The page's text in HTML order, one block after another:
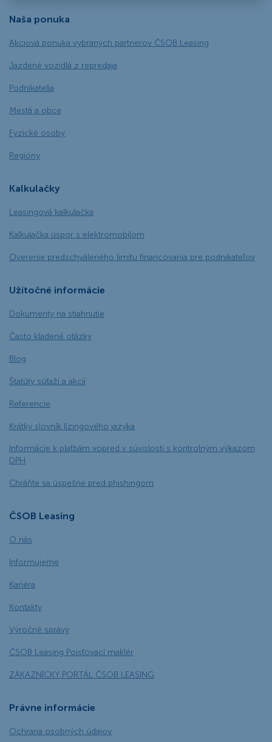
Naša ponuka
Akciová ponuka vybraných partnerov ČSOB Leasing
Jazdené vozidlá z repredaja
Podnikatelia
Mestá a obce
Fyzické osoby
Regióny
Kalkulačky
Leasingová kalkulačka
Kalkulačka úspor s elektromobilom
Overenie predschváleného limitu financovania pre podnikateľov
Užitočné informácie
Dokumenty na stiahnutie
Často kladené otázky
Blog
Štatúty súťaží a akcií
Referencie
Krátky slovník lízingového jazyka
Informácie k platbám vopred v súvislosti s kontrolným výkazom
DPH
Chráňte sa úspešne pred phishingom
ČSOB Leasing
O nás
Informujeme
Kariéra
Kontakty
Výročné správy
ČSOB Leasing Poisťovací maklér
ZÁKAZNÍCKY PORTÁL ČSOB LEASING
Právne informácie
Ochrana osobných údajov